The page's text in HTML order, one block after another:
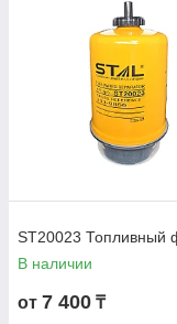
ST20023 Топливный
В наличии
от 7 400 ₸